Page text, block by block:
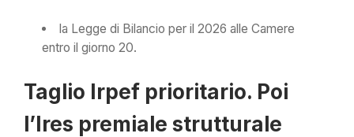
la Legge di Bilancio per il 2026 alle Camere
entro il giorno 20.
Taglio Irpef prioritario. Poi
l’Ires premiale strutturale